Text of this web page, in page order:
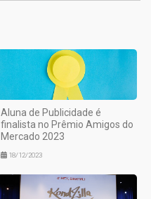
Aluna de Publicidade é
finalista no Prêmio Amigos do
Mercado 2023
18/12/2023